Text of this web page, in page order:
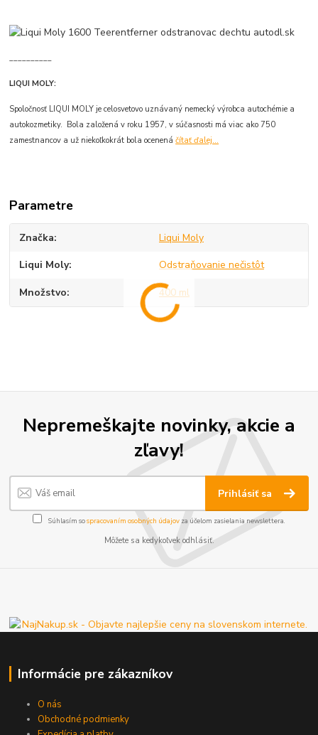
LIQUI MOLY:
Spoločnosť LIQUI MOLY je celosvetovo uznávaný nemecký výrobca autochémie a
autokozmetiky. Bola založená v roku 1957, v súčasnosti má viac ako 750
zamestnancov a už niekoľkokrát bola ocenenáčítať ďalej...
Parametre
Značka Liqui Moly
Liqui Moly Odstraňovanie nečistôt
Množstvo 400 ml
Nepremeškajte novinky, akcie a
zľavy!
Prihlásiť sa
Súhlasím sospracovaním osobných údajov za účelom zasielania newslettera.
Môžete sa kedykoľvek odhlásiť.
Informácie pre zákazníkov
O nás
Obchodné podmienky